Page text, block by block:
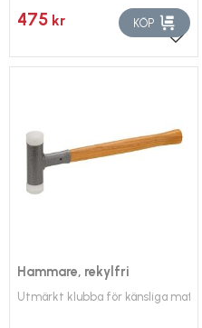
475 kr
KÖP
Hammare, rekylfri
Utmärkt klubba för känsliga